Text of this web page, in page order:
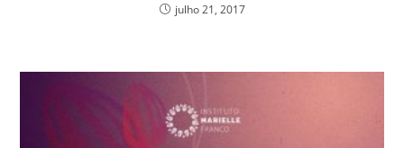
julho 21, 2017